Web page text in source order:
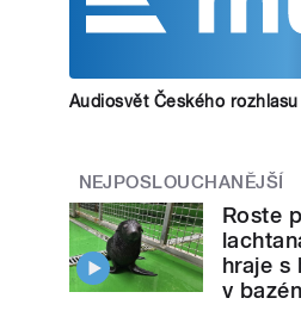
Audiosvět Českého
NEJPOSLOUCHANĚJŠÍ
Roste
hraje s
v